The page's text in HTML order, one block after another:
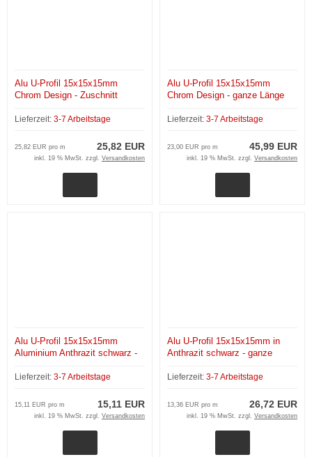
Alu U-Profil 15x15x15mm
Chrom Design - Zuschnitt
Lieferzeit: 3-7 Arbeitstage
25,82 EUR
25,82 EUR pro m
inkl. 19 % MwSt. zzgl. Versandkosten
Alu U-Profil 15x15x15mm
Chrom Design - ganze Länge
Lieferzeit: 3-7 Arbeitstage
45,99 EUR
23,00 EUR pro m
inkl. 19 % MwSt. zzgl. Versandkosten
Alu U-Profil 15x15x15mm
Aluminium Anthrazit schwarz -
Lieferzeit: 3-7 Arbeitstage
15,11 EUR
15,11 EUR pro m
inkl. 19 % MwSt. zzgl. Versandkosten
Alu U-Profil 15x15x15mm in
Anthrazit schwarz - ganze
Lieferzeit: 3-7 Arbeitstage
26,72 EUR
13,36 EUR pro m
inkl. 19 % MwSt. zzgl. Versandkosten